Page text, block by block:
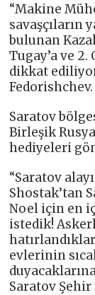
“Makine
savaşçıların
bulunan
Tugay’a ve
dikkat
Fedorishchev.
Saratov
Birleşik
hediyeleri
“Saratov
Shostak’tan
Noel için en
istedik!
evlerinin
Saratov